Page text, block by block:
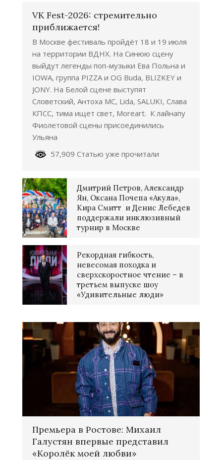
VK Fest-2026: стремительно
приближается!
В Москве фестиваль пройдёт 18 и 19 июля
на территории ВДНХ. На Синюю сцену
выйдут легенды поп-музыки Ева Польна и
IOWA, группа PIZZA и OG Buda, BLIZKEY и
JONY. На Белой сцене выступят
Словетский, Антоха МС, Lida, SALUKI, Слава
КПСС, тима ищет свет, Moreart. К лайнапу
Фиолетовой сцены присоединились
Ульяна
57,909 Статью уже прочитали
Дмитрий Петров, Александр
Ян, Оксана Почепа «Акула»,
Кира Смитт и Денис Лебедев
поддержали инклюзивный
турнир в Москве
Рекордная гибкость,
невесомая походка и
сверхскоростное чтение – в
третьем выпуске шоу
«Удивительные люди»
Премьера в Ростове: Михаил
Галустян впервые представил
«Королёк моей любви»